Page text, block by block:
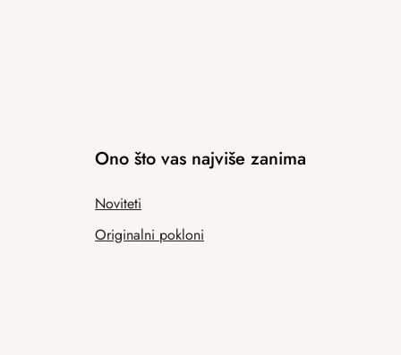
Ono što vas najviše zanima
Noviteti
Originalni pokloni